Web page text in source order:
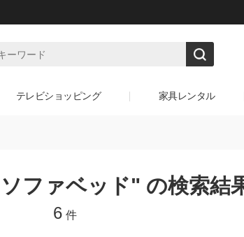
テレビショッピング 家具レンタル
ファベッド" の検索結
6 件